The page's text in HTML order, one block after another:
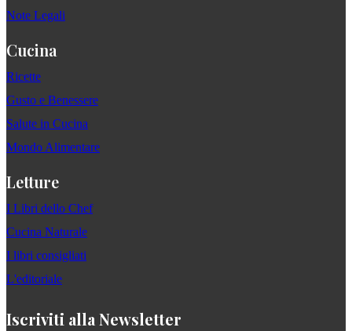
Note Legali
Cucina
Ricette
Gusto e Benessere
Salute in Cucina
Mondo Alimentare
Letture
I Libri dello Chef
Cucina Naturale
I libri consigliati
L'editoriale
Iscriviti alla Newsletter